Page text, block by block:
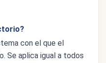
con el que el
Se aplica igual a todos